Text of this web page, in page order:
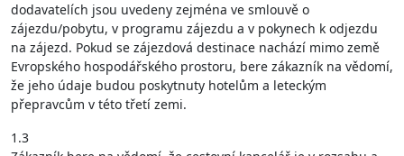
dodavatelích jsou uvedeny zejména ve smlouvě o
zájezdu/pobytu, v programu zájezdu a v pokynech k odjezdu
na zájezd. Pokud se zájezdová destinace nachází mimo země
Evropského hospodářského prostoru, bere zákazník na vědomí,
že jeho údaje budou poskytnuty hotelům a leteckým
přepravcům v této třetí zemi.
1.3